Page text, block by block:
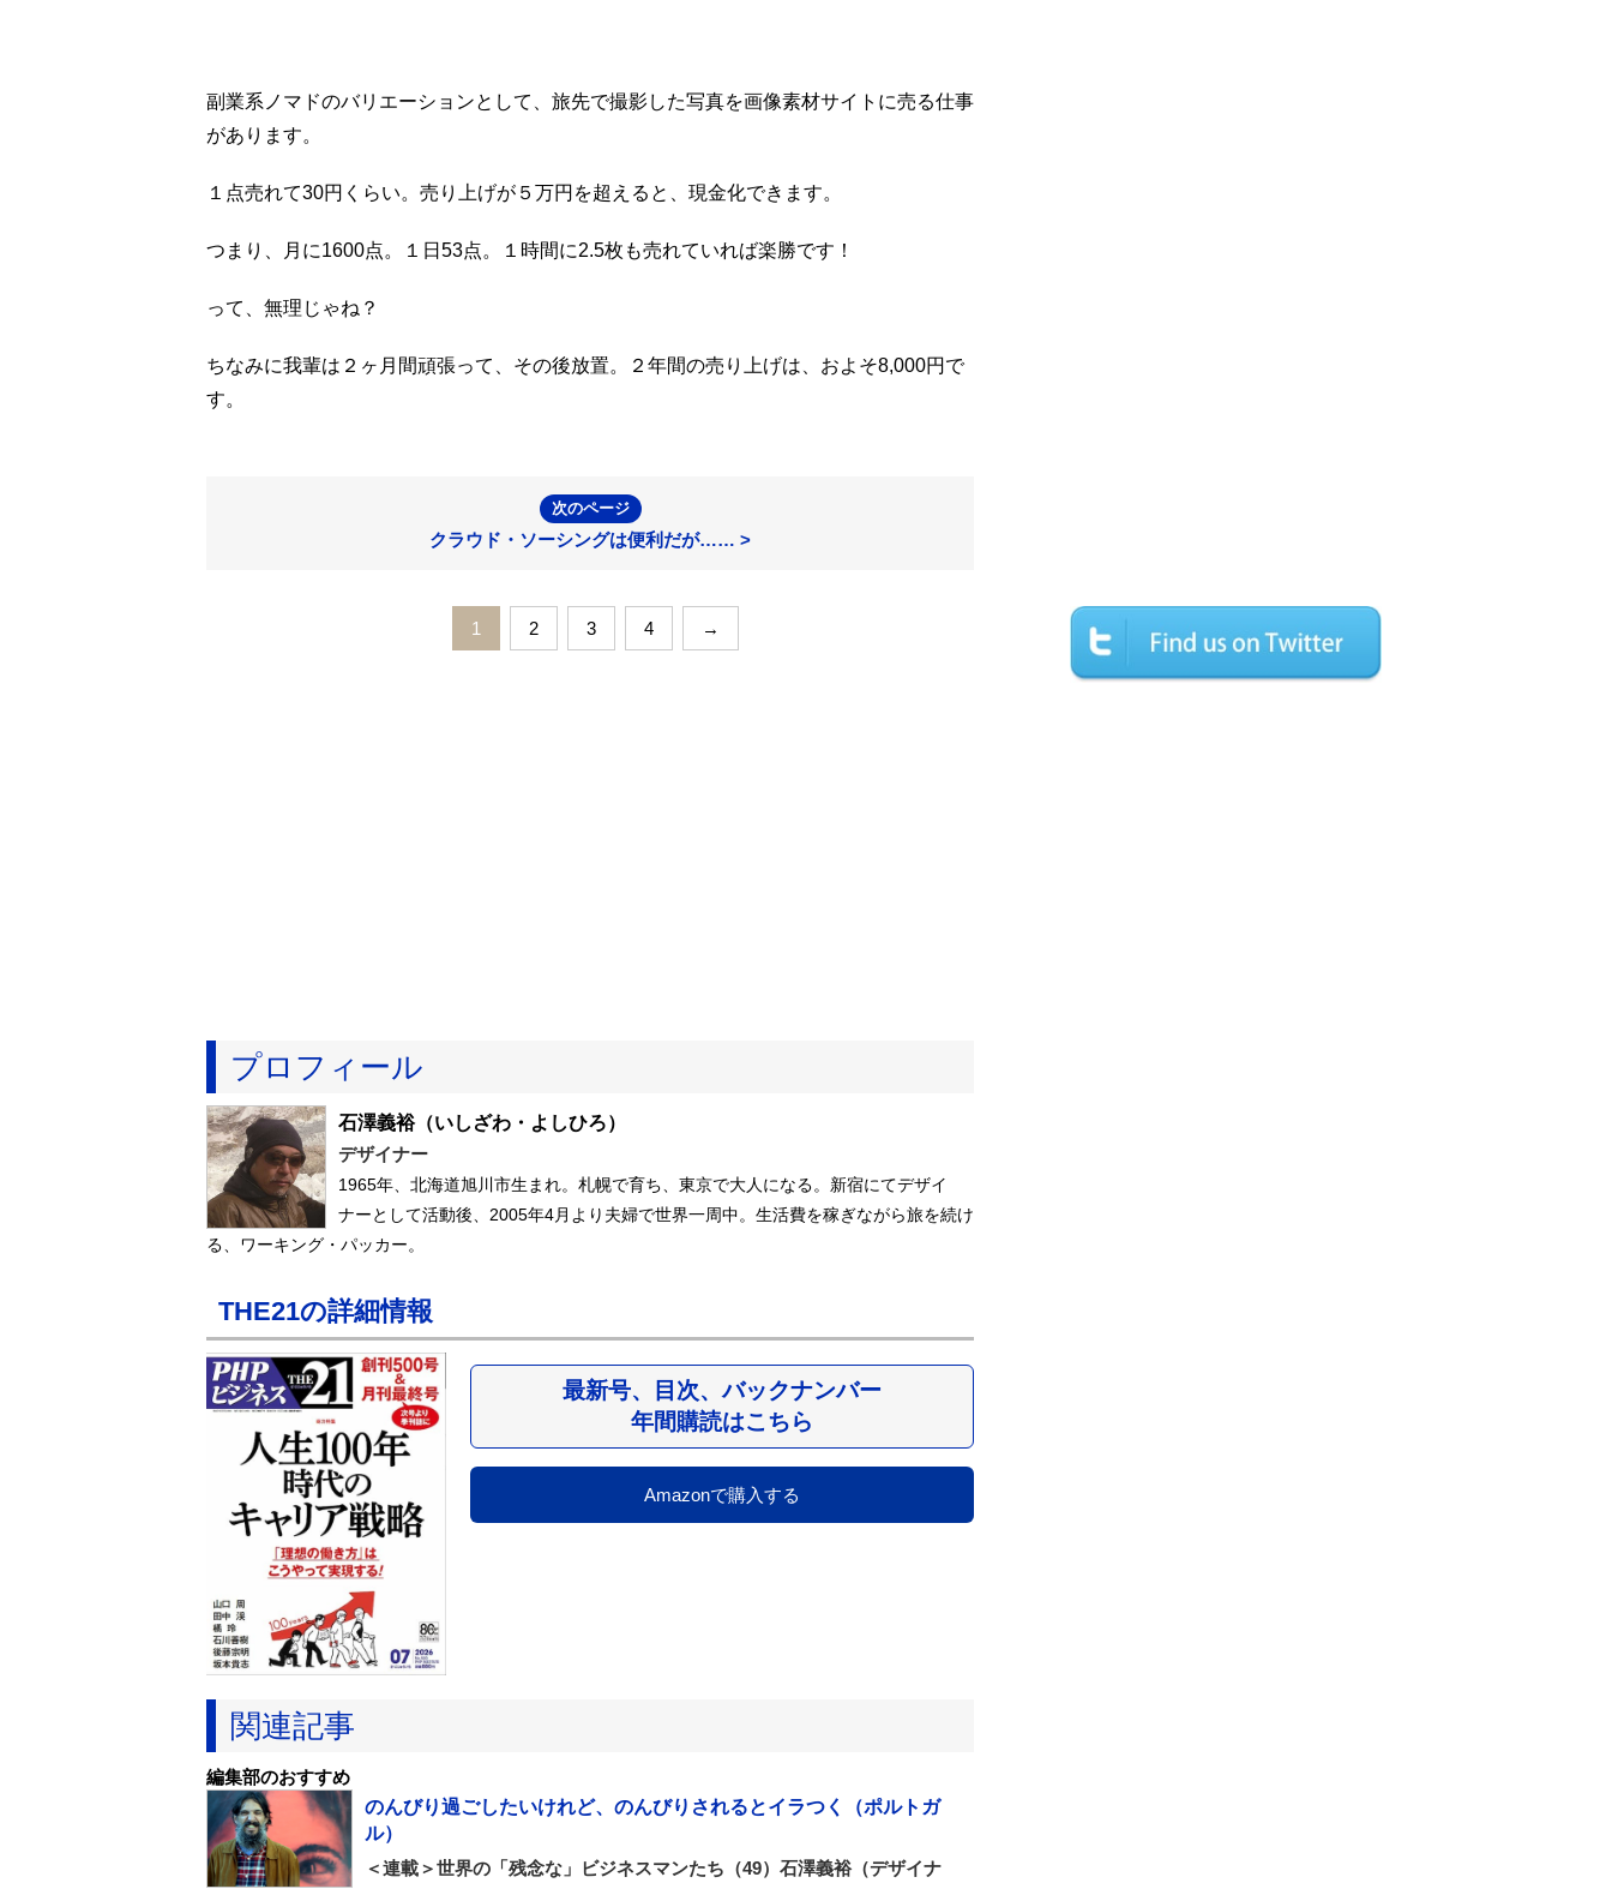
副業系ノマドのバリエーションとして、旅先で撮影した写真を画像素材サイトに売る仕事
があります。
１点売れて30円くらい。売り上げが５万円を超えると、現金化できます。
つまり、月に1600点。１日53点。１時間に2.5枚も売れていれば楽勝です！
って、無理じゃね？
ちなみに我輩は２ヶ月間頑張って、その後放置。２年間の売り上げは、およそ8,000円で
す。
次のページ
クラウド・ソーシングは便利だが…… >
1 2 3 4 →
プロフィール
石澤義裕（いしざわ・よしひろ）
デザイナー
1965年、北海道旭川市生まれ。札幌で育ち、東京で大人になる。新宿にてデザイ
ナーとして活動後、2005年4月より夫婦で世界一周中。生活費を稼ぎながら旅を続け
る、ワーキング・パッカー。
THE21の詳細情報
最新号、目次、バックナンバー
年間購読はこちら
Amazonで購入する
関連記事
編集部のおすすめ
のんびり過ごしたいけれど、のんびりされるとイラつく（ポルトガ
ル）
＜連載＞世界の「残念な」ビジネスマンたち（49）石澤義裕（デザイナ